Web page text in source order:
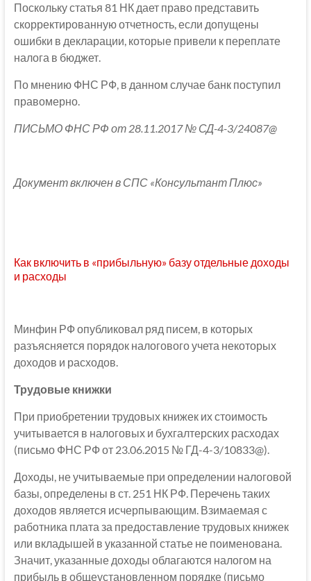
Поскольку статья 81 НК дает право представить
скорректированную отчетность, если допущены
ошибки в декларации, которые привели к переплате
налога в бюджет.
По мнению ФНС РФ, в данном случае банк поступил
правомерно.
ПИСЬМО ФНС РФ от 28.11.2017 № СД-4-3/24087@
Документ включен в СПС «Консультант Плюс»
Как включить в «прибыльную» базу отдельные доходы
и расходы
Минфин РФ опубликовал ряд писем, в которых
разъясняется порядок налогового учета некоторых
доходов и расходов.
Трудовые книжки
При приобретении трудовых книжек их стоимость
учитывается в налоговых и бухгалтерских расходах
(письмо ФНС РФ от 23.06.2015 № ГД-4-3/10833@).
Доходы, не учитываемые при определении налоговой
базы, определены в ст. 251 НК РФ. Перечень таких
доходов является исчерпывающим. Взимаемая с
работника плата за предоставление трудовых книжек
или вкладышей в указанной статье не поименована.
Значит, указанные доходы облагаются налогом на
прибыль в общеустановленном порядке (письмо